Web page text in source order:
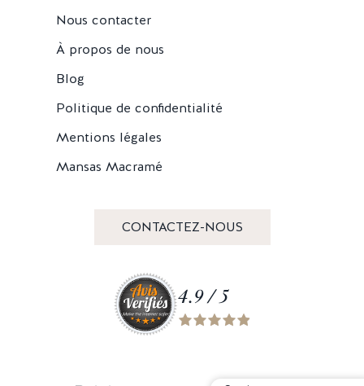
Nous contacter
À propos de nous
Blog
Politique de confidentialité
Mentions légales
Mansas Macramé
CONTACTEZ-NOUS
4.9 / 5